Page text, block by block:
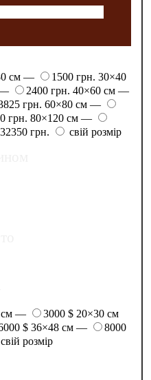
см — 1500 грн. 30×40
— 2400 грн. 40×60 см —
грн. 60×80 см —
грн. 80×120 см —
32350 грн. свій розмір
см — 3000 $ 20×30 см
$ 36×48 см —
8000
свій розмір